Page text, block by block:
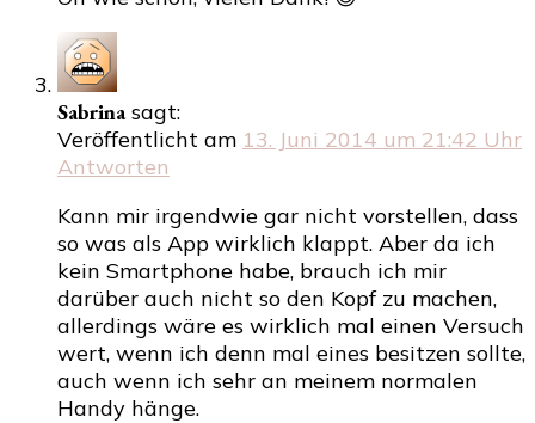
Sabrina sagt:
Veröffentlicht am 13. Juni 2014 um 21:42 Uhr
Antworten
Kann mir irgendwie gar nicht vorstellen, dass
so was als App wirklich klappt. Aber da ich
kein Smartphone habe, brauch ich mir
darüber auch nicht so den Kopf zu machen,
allerdings wäre es wirklich mal einen Versuch
wert, wenn ich denn mal eines besitzen sollte,
auch wenn ich sehr an meinem normalen
Handy hänge.